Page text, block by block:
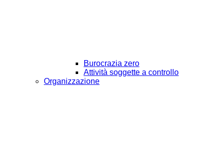
Burocrazia zero
Attività soggette a controllo
Organizzazione